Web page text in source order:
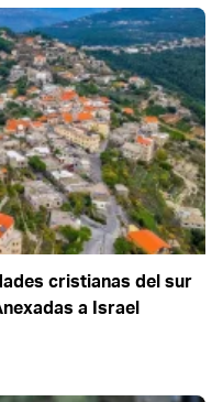
cristianas del sur
a Israel